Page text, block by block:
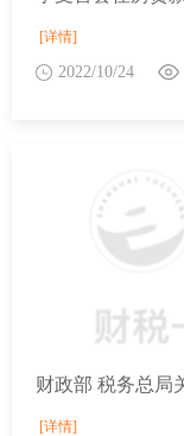
[详情]
2022/10/24
[详情]